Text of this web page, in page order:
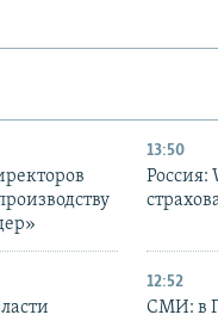
13:50
Россия:
12:52
СМИ: в